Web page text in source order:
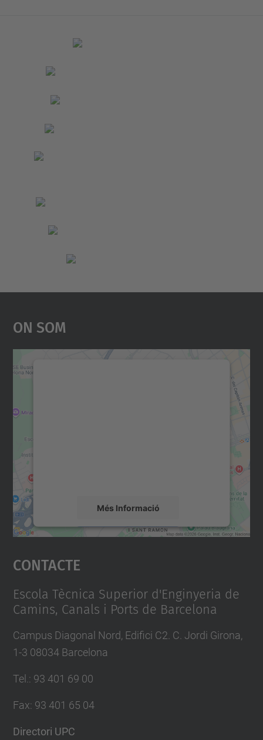
On Som
Més Informació
Accepta
powered by
Contacte
Escola Tècnica Superior d'Enginyeria de
Camins, Canals i Ports de Barcelona
Campus Diagonal Nord, Edifici C2. C. Jordi Girona,
1-3 08034 Barcelona
Tel.: 93 401 69 00
Fax: 93 401 65 04
Directori UPC